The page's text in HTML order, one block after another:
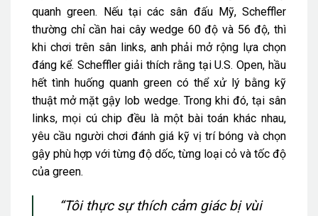
quanh green. Nếu tại các sân đấu Mỹ, Scheffler
thường chỉ cần hai cây wedge 60 độ và 56 độ, thì
khi chơi trên sân links, anh phải mở rộng lựa chọn
đáng kể. Scheffler giải thích rằng tại U.S. Open, hầu
hết tình huống quanh green có thể xử lý bằng kỹ
thuật mở mặt gậy lob wedge. Trong khi đó, tại sân
links, mọi cú chip đều là một bài toán khác nhau,
yêu cầu người chơi đánh giá kỹ vị trí bóng và chọn
gậy phù hợp với từng độ dốc, từng loại cỏ và tốc độ
của green.
“Tôi thực sự thích cảm giác bị vùi